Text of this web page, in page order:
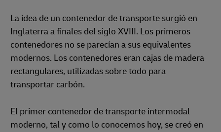
La idea de un contenedor de transporte surgió en
Inglaterra a finales del siglo XVIII. Los primeros
contenedores no se parecían a sus equivalentes
modernos. Los contenedores eran cajas de madera
rectangulares, utilizadas sobre todo para
transportar carbón.
El primer contenedor de transporte intermodal
moderno, tal y como lo conocemos hoy, se creó en